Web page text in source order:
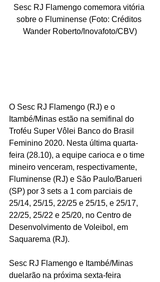
Sesc RJ Flamengo comemora vitória
sobre o Fluminense (Foto: Créditos
Wander Roberto/Inovafoto/CBV)
O Sesc RJ Flamengo (RJ) e o
Itambé/Minas estão na semifinal do
Troféu Super Vôlei Banco do Brasil
Feminino 2020. Nesta última quarta-
feira (28.10), a equipe carioca e o time
mineiro venceram, respectivamente,
Fluminense (RJ) e São Paulo/Barueri
(SP) por 3 sets a 1 com parciais de
25/14, 25/15, 22/25 e 25/15, e 25/17,
22/25, 25/22 e 25/20, no Centro de
Desenvolvimento de Voleibol, em
Saquarema (RJ).
Sesc RJ Flamengo e Itambé/Minas
duelarão na próxima sexta-feira